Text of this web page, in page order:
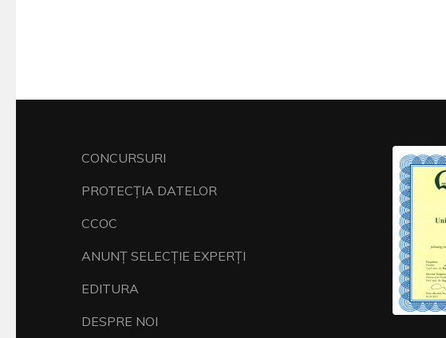
CONCURSURI
PROTECŢIA DATELOR
CCOC
ANUNŢ SELECŢIE EXPERŢI
EDITURA
DESPRE NOI